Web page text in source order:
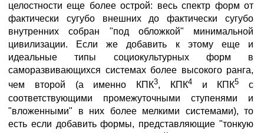
целостности еще более острой: весь спектр форм от
фактически сугубо внешних до фактически сугубо
внутренних собран "под обложкой" минимальной
цивилизации. Если же добавить к этому еще и
идеальные типы социокультурных форм в
саморазвивающихся системах более высокого ранга,
чем второй (а именно КПК3, КПК4и КПК5 с
соответствующими промежуточными ступенями и
"вложенными" в них более мелкими системами), то
есть если добавить формы, представляющие "тонкую